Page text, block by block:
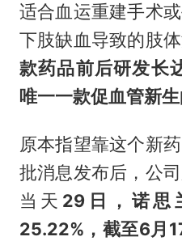
适合血运重建手术
下肢缺血导致的肢体
款药品前后研发长
唯一一款促血管新生
原本指望靠这个新
批消息发布后，公
当天 29日，诺思
25.22%，截至6月